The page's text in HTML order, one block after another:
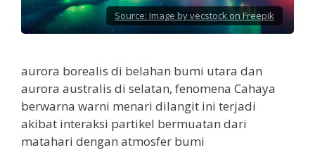
Source: Image by vecstock on Freepik
aurora borealis di belahan bumi utara dan
aurora australis di selatan, fenomena Cahaya
berwarna warni menari dilangit ini terjadi
akibat interaksi partikel bermuatan dari
matahari dengan atmosfer bumi